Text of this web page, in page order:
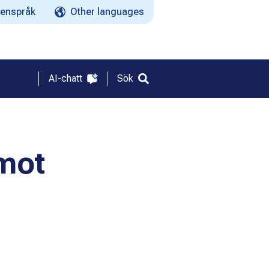
Other languages
AI-chatt Sök